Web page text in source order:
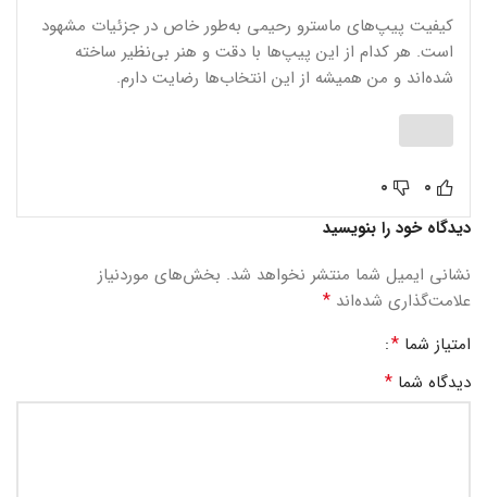
کیفیت پیپ‌های ماسترو رحیمی به‌طور خاص در جزئیات مشهود
است. هر کدام از این پیپ‌ها با دقت و هنر بی‌نظیر ساخته
شده‌اند و من همیشه از این انتخاب‌ها رضایت دارم.
0
0
دیدگاه خود را بنویسید
نشانی ایمیل شما منتشر نخواهد شد. بخش‌های موردنیاز
علامت‌گذاری شده‌اند *
امتیاز شما *
دیدگاه شما *